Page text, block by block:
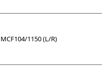
MCF104/1150 (L/R)